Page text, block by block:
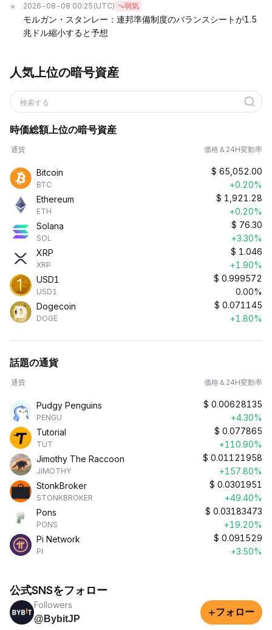
2026-08-08 00:25 (UTC) 弱気
モルガン・スタンレー：連邦準備制度のバランスシートが1.5
兆ドル縮小すると予想
人気上位の暗号資産
検索する
時価総額上位の暗号資産
通貨 価格＆24H変動率
Bitcoin
BTC
$ 65,052.00
+0.20%
Ethereum
ETH
$ 1,921.28
+0.20%
Solana
SOL
$ 76.30
+3.30%
XRP
XRP
$ 1.046
+1.90%
USD1
USD1
$ 0.999572
0.00%
Dogecoin
DOGE
$ 0.071145
+1.80%
話題の通貨
通貨 価格＆24H変動率
Pudgy Penguins
PENGU
$ 0.00628135
+4.30%
Tutorial
TUT
$ 0.077865
+110.90%
Jimothy The Raccoon
JIMOTHY
$ 0.01121958
+157.80%
StonkBroker
STONKBROKER
$ 0.0301951
+49.40%
Pons
PONS
$ 0.03183473
+19.20%
Pi Network
PI
$ 0.091529
+3.50%
公式SNSをフォロー
Followers
@BybitJP
+フォロー